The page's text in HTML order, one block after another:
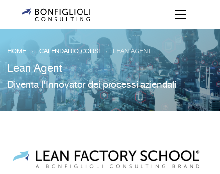
HOME / CALENDARIO CORSI / LEAN AGENT
Lean Agent
Diventa l'Innovator dei processi aziendali